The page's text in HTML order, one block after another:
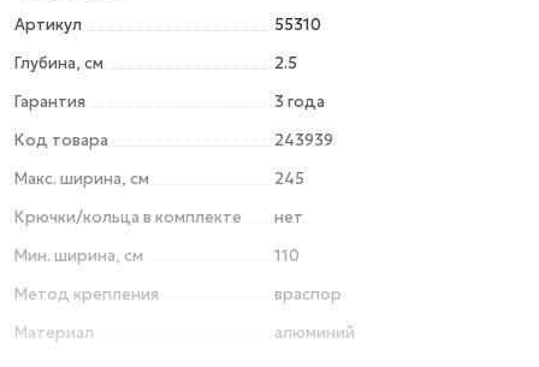
Артикул
55310
Глубина, см
2.5
Гарантия
3 года
Код товара
243939
Макс. ширина, см
245
Крючки/кольца в комплекте
нет
Мин. ширина, см
110
Метод крепления
враспор
Материал
алюминий